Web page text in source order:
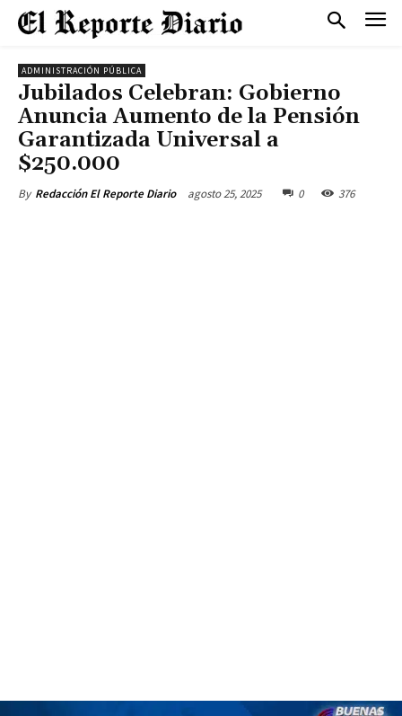
ADMINISTRACIÓN PÚBLICA
Jubilados Celebran: Gobierno
Anuncia Aumento de la Pensión
Garantizada Universal a
$250.000
By Redacción El Reporte Diario agosto 25, 2025 0 376